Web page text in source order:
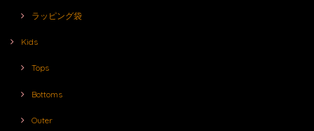
ラッピング袋
Kids
Tops
Bottoms
Outer